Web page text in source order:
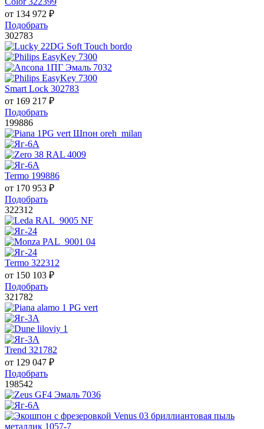
от 134 972 ₽
Подобрать
302783
Smart Lock 302783
от 169 217 ₽
Подобрать
199886
Termo 199886
от 170 953 ₽
Подобрать
322312
Termo 322312
от 150 103 ₽
Подобрать
321782
Trend 321782
от 129 047 ₽
Подобрать
198542